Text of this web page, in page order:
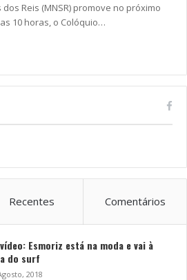
Reis (MNSR) promove no próximo
10 horas, o Colóquio…
Recentes Comentários
Esmoriz está na moda e vai à
do surf
2018